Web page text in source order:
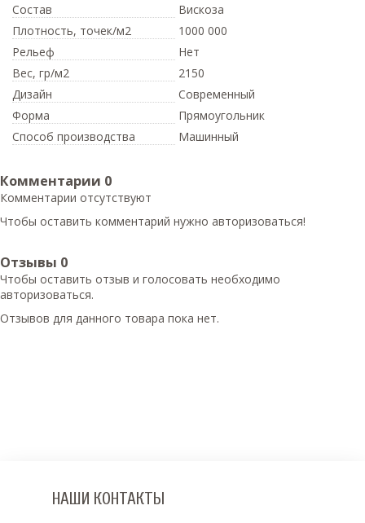
Состав
Вискоза
Плотность, точек/м2
1000 000
Рельеф
Нет
Вес, гр/м2
2150
Дизайн
Современный
Форма
Прямоугольник
Способ производства
Машинный
Комментарии 0
Комментарии отсутствуют
Чтобы оставить комментарий нужно авторизоваться!
Отзывы 0
Чтобы оcтавить отзыв и голосовать необходимо
авторизоваться.
Отзывов для данного товара пока нет.
НАШИ КОНТАКТЫ